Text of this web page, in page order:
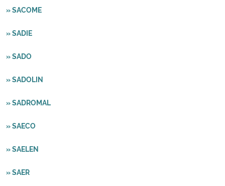
» SACOME
» SADIE
» SADO
» SADOLIN
» SADROMAL
» SAECO
» SAELEN
» SAER